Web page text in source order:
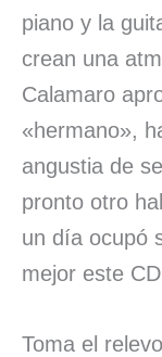
piano y la
crean una
Calamaro
«hermano»,
angustia de
pronto otro
un día ocupó
mejor este
Toma el